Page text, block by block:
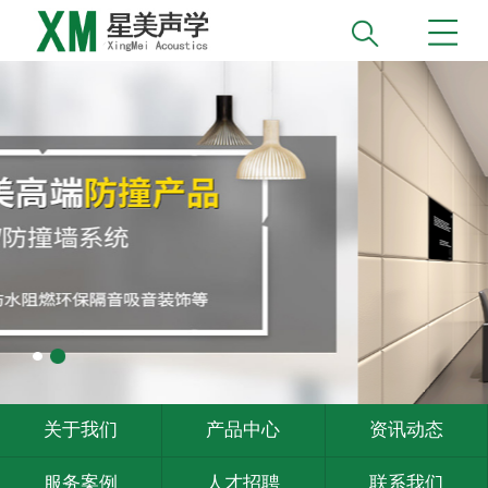
关于我们 产品中心 资讯动态
服务案例 人才招聘 联系我们